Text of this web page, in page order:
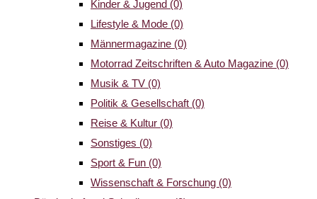
Kinder & Jugend (0)
Lifestyle & Mode (0)
Männermagazine (0)
Motorrad Zeitschriften & Auto Magazine (0)
Musik & TV (0)
Politik & Gesellschaft (0)
Reise & Kultur (0)
Sonstiges (0)
Sport & Fun (0)
Wissenschaft & Forschung (0)